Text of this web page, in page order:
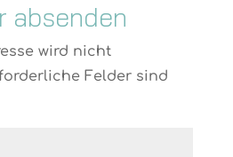
absenden
wird nicht
Felder sind